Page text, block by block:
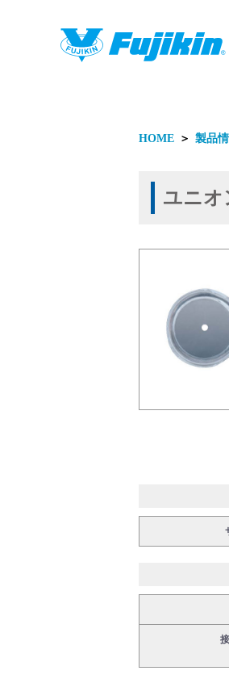
製品情
バルブ・継手・シス
ダウン
製品情
HOME ＞ 製品
ユニオ